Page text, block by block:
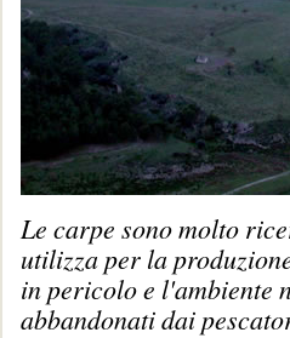
Le carpe sono molto
utilizza per la
in pericolo e l'ambiente
abbandonati dai